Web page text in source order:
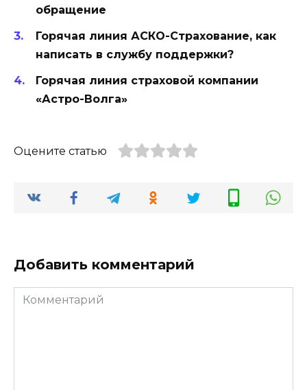
обращение
Горячая линия АСКО-Страхование, как
написать в службу поддержки?
Горячая линия страховой компании
«Астро-Волга»
Оцените статью
Добавить комментарий
Комментарий